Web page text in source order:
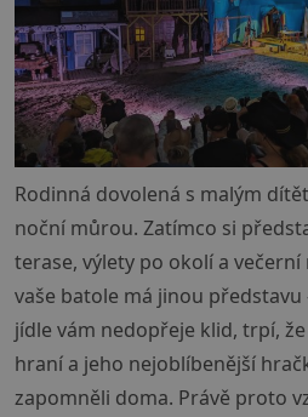
Rodinná dovolená s malým
noční můrou. Zatímco si
terase, výlety po okolí a večerní
vaše batole má jinou představu
jídle vám nedopřeje klid, trpí,
hraní a jeho nejoblíbenější
zapomněli doma. Právě proto